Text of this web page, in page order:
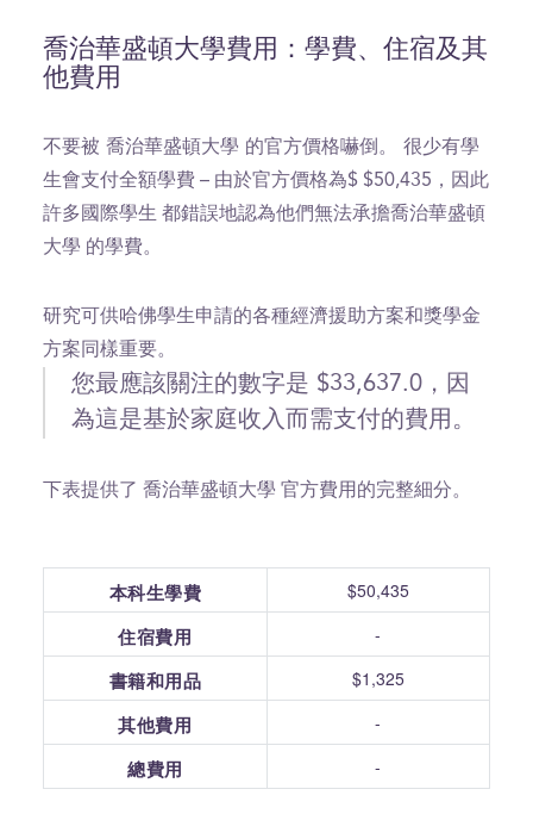
喬治華盛頓大學費用：學費、住宿及其
他費用
不要被 喬治華盛頓大學 的官方價格嚇倒。
很少有學
生會支付全額學費 – 由於官方價格為$ $50,435，因此
許多國際學生 都錯誤地認為他們無法承擔喬治華盛頓
大學 的學費。
研究可供哈佛學生申請的各種經濟援助方案和獎學金
方案同樣重要。
您最應該關注的數字是 $33,637.0，因
為這是基於家庭收入而需支付的費用。
下表提供了 喬治華盛頓大學 官方費用的完整細分。
本科生學費 $50,435
住宿費用 -
書籍和用品 $1,325
其他費用 -
總費用 -